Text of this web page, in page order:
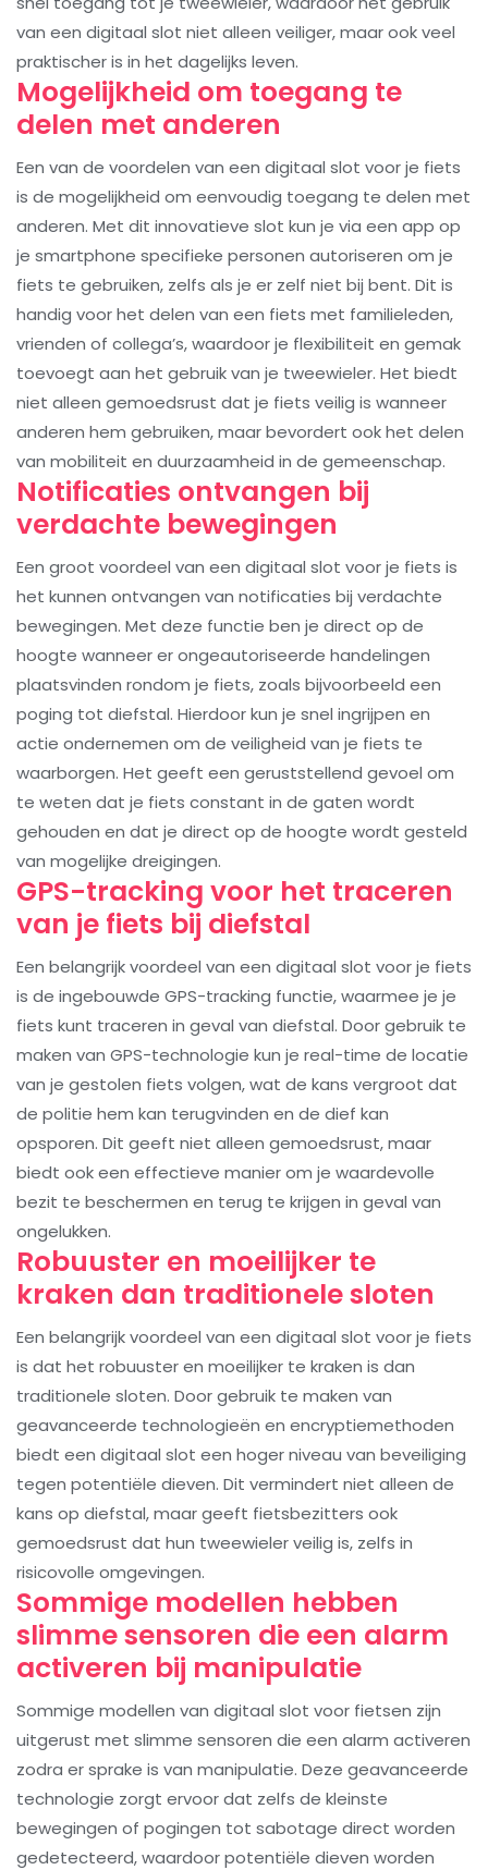
van een digitaal slot niet alleen veiliger, maar ook veel
praktischer is in het dagelijks leven.
Mogelijkheid om toegang te
delen met anderen
Een van de voordelen van een digitaal slot voor je fiets
is de mogelijkheid om eenvoudig toegang te delen met
anderen. Met dit innovatieve slot kun je via een app op
je smartphone specifieke personen autoriseren om je
fiets te gebruiken, zelfs als je er zelf niet bij bent. Dit is
handig voor het delen van een fiets met familieleden,
vrienden of collega’s, waardoor je flexibiliteit en gemak
toevoegt aan het gebruik van je tweewieler. Het biedt
niet alleen gemoedsrust dat je fiets veilig is wanneer
anderen hem gebruiken, maar bevordert ook het delen
van mobiliteit en duurzaamheid in de gemeenschap.
Notificaties ontvangen bij
verdachte bewegingen
Een groot voordeel van een digitaal slot voor je fiets is
het kunnen ontvangen van notificaties bij verdachte
bewegingen. Met deze functie ben je direct op de
hoogte wanneer er ongeautoriseerde handelingen
plaatsvinden rondom je fiets, zoals bijvoorbeeld een
poging tot diefstal. Hierdoor kun je snel ingrijpen en
actie ondernemen om de veiligheid van je fiets te
waarborgen. Het geeft een geruststellend gevoel om
te weten dat je fiets constant in de gaten wordt
gehouden en dat je direct op de hoogte wordt gesteld
van mogelijke dreigingen.
GPS-tracking voor het traceren
van je fiets bij diefstal
Een belangrijk voordeel van een digitaal slot voor je fiets
is de ingebouwde GPS-tracking functie, waarmee je je
fiets kunt traceren in geval van diefstal. Door gebruik te
maken van GPS-technologie kun je real-time de locatie
van je gestolen fiets volgen, wat de kans vergroot dat
de politie hem kan terugvinden en de dief kan
opsporen. Dit geeft niet alleen gemoedsrust, maar
biedt ook een effectieve manier om je waardevolle
bezit te beschermen en terug te krijgen in geval van
ongelukken.
Robuuster en moeilijker te
kraken dan traditionele sloten
Een belangrijk voordeel van een digitaal slot voor je fiets
is dat het robuuster en moeilijker te kraken is dan
traditionele sloten. Door gebruik te maken van
geavanceerde technologieën en encryptiemethoden
biedt een digitaal slot een hoger niveau van beveiliging
tegen potentiële dieven. Dit vermindert niet alleen de
kans op diefstal, maar geeft fietsbezitters ook
gemoedsrust dat hun tweewieler veilig is, zelfs in
risicovolle omgevingen.
Sommige modellen hebben
slimme sensoren die een alarm
activeren bij manipulatie
Sommige modellen van digitaal slot voor fietsen zijn
uitgerust met slimme sensoren die een alarm activeren
zodra er sprake is van manipulatie. Deze geavanceerde
technologie zorgt ervoor dat zelfs de kleinste
bewegingen of pogingen tot sabotage direct worden
gedetecteerd, waardoor potentiële dieven worden